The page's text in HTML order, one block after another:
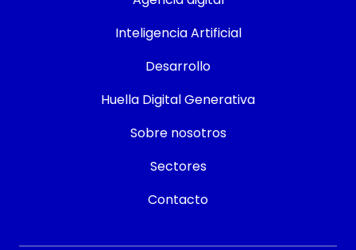
Inteligencia Artificial
Desarrollo
Huella Digital Generativa
Sobre nosotros
Sectores
Contacto